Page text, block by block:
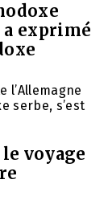
a exprimé
l’Allemagne
serbe, s’est
le voyage